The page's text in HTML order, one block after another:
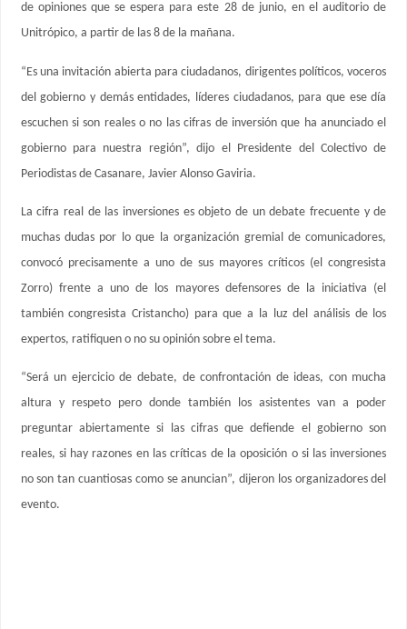
de opiniones que se espera para este 28 de junio, en el auditorio de
Unitrópico, a partir de las 8 de la mañana.
“Es una invitación abierta para ciudadanos, dirigentes políticos, voceros
del gobierno y demás entidades, líderes ciudadanos, para que ese día
escuchen si son reales o no las cifras de inversión que ha anunciado el
gobierno para nuestra región”, dijo el Presidente del Colectivo de
Periodistas de Casanare, Javier Alonso Gaviria.
La cifra real de las inversiones es objeto de un debate frecuente y de
muchas dudas por lo que la organización gremial de comunicadores,
convocó precisamente a uno de sus mayores críticos (el congresista
Zorro) frente a uno de los mayores defensores de la iniciativa (el
también congresista Cristancho) para que a la luz del análisis de los
expertos, ratifiquen o no su opinión sobre el tema.
“Será un ejercicio de debate, de confrontación de ideas, con mucha
altura y respeto pero donde también los asistentes van a poder
preguntar abiertamente si las cifras que defiende el gobierno son
reales, si hay razones en las críticas de la oposición o si las inversiones
no son tan cuantiosas como se anuncian”, dijeron los organizadores del
evento.